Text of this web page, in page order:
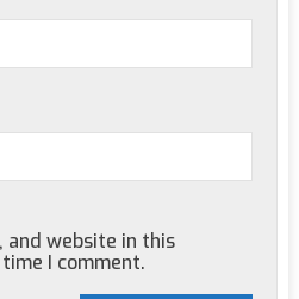
and website in this
I comment.